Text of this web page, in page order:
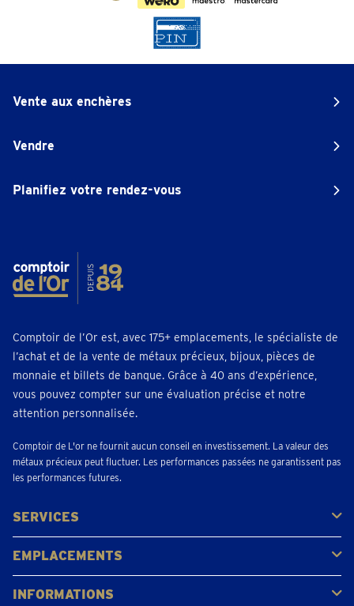
Vente aux enchères
Vendre
Planifiez votre rendez-vous
Comptoir de l’Or est, avec 175+ emplacements, le spécialiste de
l’achat et de la vente de métaux précieux, bijoux, pièces de
monnaie et billets de banque. Grâce à 40 ans d’expérience,
vous pouvez compter sur une évaluation précise et notre
attention personnalisée.
Comptoir de L'or ne fournit aucun conseil en investissement. La valeur des
métaux précieux peut fluctuer. Les performances passées ne garantissent pas
les performances futures.
SERVICES
Acheter
Vendre
Vente aux enchères
EMPLACEMENTS
Gerpinnes
Liège
Namur
Waterloo
Woluwe-Saint-Lambert
Voir tous les emplacements
INFORMATIONS